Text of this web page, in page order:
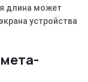
длина может
устройства